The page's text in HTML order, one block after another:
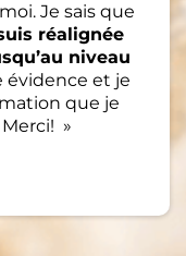
Je sais que
réalignée
niveau
évidence et je
que je
»